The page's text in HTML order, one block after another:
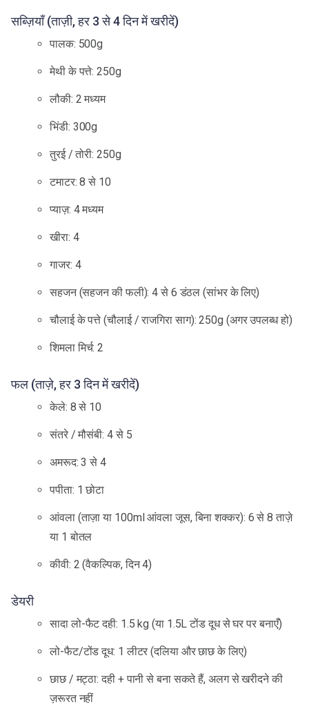
सब्ज़ियाँ (ताज़ी, हर 3 से 4 दिन में खरीदें)
पालक: 500g
मेथी के पत्ते: 250g
लौकी: 2 मध्यम
भिंडी: 300g
तुरई / तोरी: 250g
टमाटर: 8 से 10
प्याज़: 4 मध्यम
खीरा: 4
गाजर: 4
सहजन (सहजन की फली): 4 से 6 डंठल (सांभर के लिए)
चौलाई के पत्ते (चौलाई / राजगिरा साग): 250g (अगर उपलब्ध हो)
शिमला मिर्च: 2
फल (ताज़े, हर 3 दिन में खरीदें)
केले: 8 से 10
संतरे / मौसंबी: 4 से 5
अमरूद: 3 से 4
पपीता: 1 छोटा
आंवला (ताज़ा या 100ml आंवला जूस, बिना शक्कर): 6 से 8 ताज़े
या 1 बोतल
कीवी: 2 (वैकल्पिक, दिन 4)
डेयरी
सादा लो-फैट दही: 1.5 kg (या 1.5L टोंड दूध से घर पर बनाएँ)
लो-फैट/टोंड दूध: 1 लीटर (दलिया और छाछ के लिए)
छाछ / मट्ठा: दही + पानी से बना सकते हैं, अलग से खरीदने की
ज़रूरत नहीं